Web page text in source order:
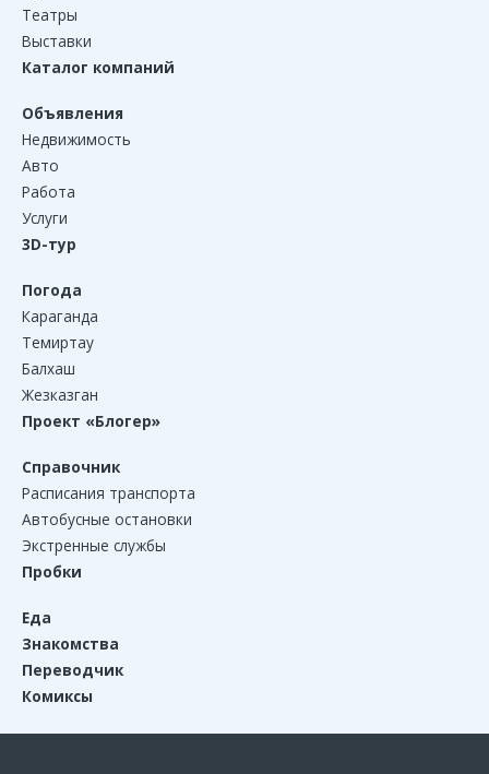
Театры
Выставки
Каталог компаний
Объявления
Недвижимость
Авто
Работа
Услуги
3D-тур
Погода
Караганда
Темиртау
Балхаш
Жезказган
Проект «Блогер»
Справочник
Расписания транспорта
Автобусные остановки
Экстренные службы
Пробки
Еда
Знакомства
Переводчик
Комиксы